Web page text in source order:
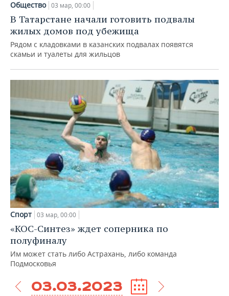
Общество 03 мар, 00:00
В Татарстане начали готовить подвалы
жилых домов под убежища
Рядом с кладовками в казанских подвалах появятся
скамьи и туалеты для жильцов
Спорт 03 мар, 00:00
«КОС-Синтез» ждет соперника по
полуфиналу
Им может стать либо Астрахань, либо команда
Подмосковья
03.03.2023